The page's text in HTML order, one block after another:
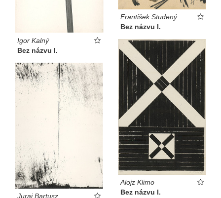
František Studený
Bez názvu I.
Igor Kalný
Bez názvu I.
Alojz Klimo
Bez názvu I.
Juraj Bartusz